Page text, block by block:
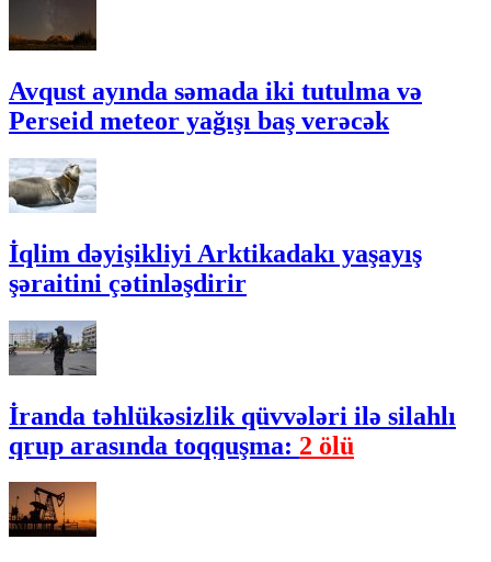
Avqust ayında səmada iki tutulma və
Perseid meteor yağışı baş verəcək
İqlim dəyişikliyi Arktikadakı yaşayış
şəraitini çətinləşdirir
İranda təhlükəsizlik qüvvələri ilə silahlı
qrup arasında toqquşma: 2 ölü